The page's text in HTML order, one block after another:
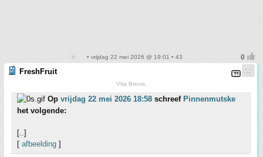
• vrijdag 22 mei 2026 @ 19:01 • 43
FreshFruit
Vita Brevis.
Op vrijdag 22 mei 2026 18:58 schreef Pinnenmutske
het volgende:
[..]
[ afbeelding ]